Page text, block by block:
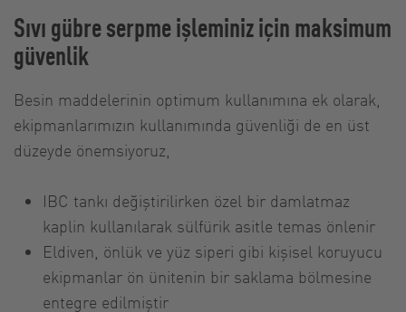
Sıvı gübre serpme işleminiz için maksimum
güvenlik
Besin maddelerinin optimum kullanımına ek olarak,
ekipmanlarımızın kullanımında güvenliği de en üst
düzeyde önemsiyoruz,
IBC tankı değiştirilirken özel bir damlatmaz
kaplin kullanılarak sülfürik asitle temas önlenir
Eldiven, önlük ve yüz siperi gibi kişisel koruyucu
ekipmanlar ön ünitenin bir saklama bölmesine
entegre edilmiştir